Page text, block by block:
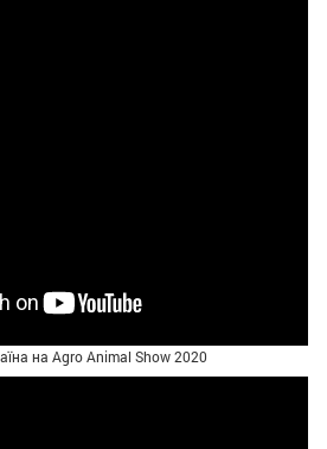
на Agro Animal Show 2020